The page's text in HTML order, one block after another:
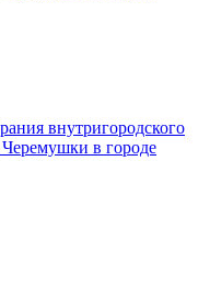
внутригородского
в городе